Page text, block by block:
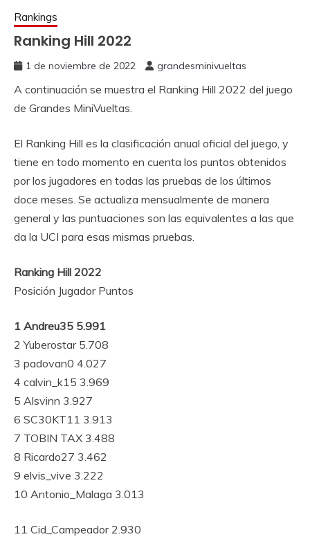
Rankings
Ranking Hill 2022
1 de noviembre de 2022 grandesminivueltas
A continuación se muestra el Ranking Hill 2022 del juego
de Grandes MiniVueltas.
El Ranking Hill es la clasificación anual oficial del juego, y
tiene en todo momento en cuenta los puntos obtenidos
por los jugadores en todas las pruebas de los últimos
doce meses. Se actualiza mensualmente de manera
general y las puntuaciones son las equivalentes a las que
da la UCI para esas mismas pruebas.
Ranking Hill 2022
Posición Jugador Puntos
1 Andreu35 5.991
2 Yuberostar 5.708
3 padovan0 4.027
4 calvin_k15 3.969
5 Alsvinn 3.927
6 SC30KT11 3.913
7 TOBIN TAX 3.488
8 Ricardo27 3.462
9 elvis_vive 3.222
10 Antonio_Malaga 3.013
11 Cid_Campeador 2.930